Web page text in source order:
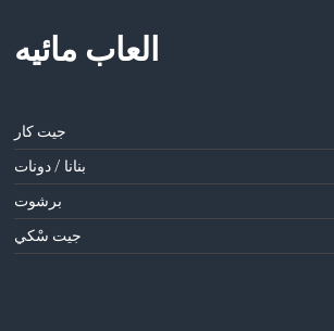
العاب مائيه
جيت كار
بنانا / دونات
برشوت
جيت سْكي